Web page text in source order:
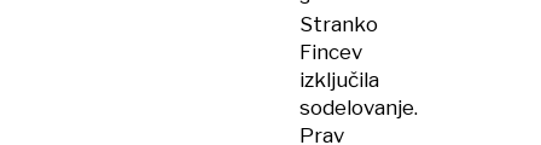
Stranko
Fincev
izključila
sodelovanje.
Prav